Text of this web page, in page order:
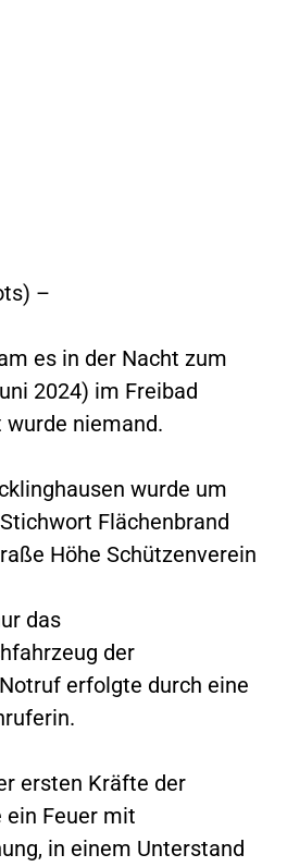
–
es in der Nacht zum
2024) im Freibad
niemand.
wurde um
Flächenbrand
Höhe Schützenverein
das
der
erfolgte durch eine
ersten Kräfte der
ein Feuer mit
in einem Unterstand